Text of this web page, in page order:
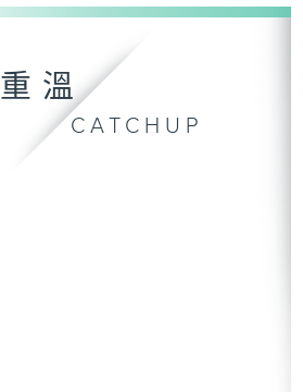
重溫
CATCHUP